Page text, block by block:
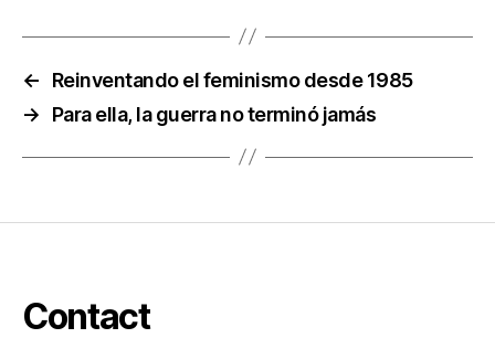
←
Reinventando el feminismo desde 1985
→
Para ella, la guerra no terminó jamás
Contact